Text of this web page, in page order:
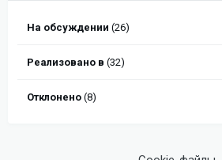
На обсуждении (26)
Реализовано в (32)
Отклонено (8)